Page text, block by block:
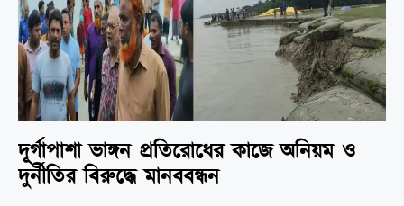
দূর্গাপাশা ভাঙ্গন প্রতিরোধের কাজে অনিয়ম ও
দুর্নীতির বিরুদ্ধে মানববন্ধন